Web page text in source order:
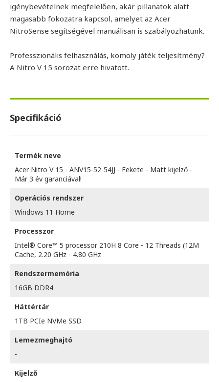
igénybevételnek megfelelően, akár pillanatok alatt
magasabb fokozatra kapcsol, amelyet az Acer
NitroSense segítségével manuálisan is szabályozhatunk.
Professzionális felhasználás, komoly játék teljesítmény?
A Nitro V 15 sorozat erre hivatott.
Specifikáció
Termék neve
Acer Nitro V 15 - ANV15-52-54JJ - Fekete - Matt kijelző -
Már 3 év garanciával!
Operációs rendszer
Windows 11 Home
Processzor
Intel® Core™ 5 processor 210H 8 Core - 12 Threads (12M
Cache, 2.20 GHz - 4.80 GHz
Rendszermemória
16GB DDR4
Háttértár
1TB PCIe NVMe SSD
Lemezmeghajtó
-
Kijelző